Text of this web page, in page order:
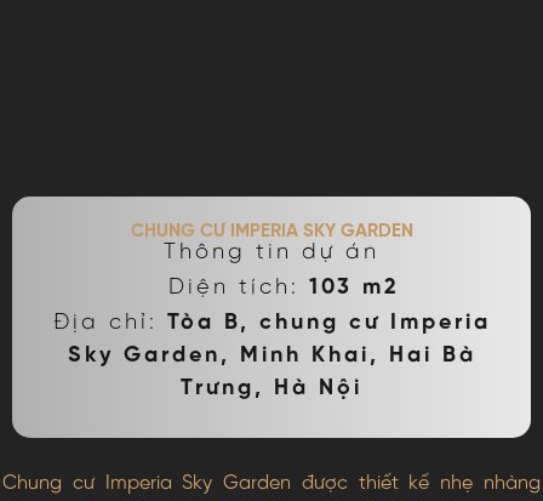
CHUNG CƯ IMPERIA SKY GARDEN
Thông tin dự án
Diện tích: 103 m2
Địa chỉ: Tòa B, chung cư Imperia
Sky Garden, Minh Khai, Hai Bà
Trưng, Hà Nội
Chung cư Imperia Sky Garden được thiết kế nhẹ nhàng